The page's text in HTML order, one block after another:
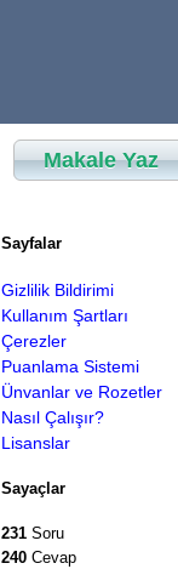
Makale Yaz
Sayfalar
Gizlilik Bildirimi
Kullanım Şartları
Çerezler
Puanlama Sistemi
Ünvanlar ve Rozetler
Nasıl Çalışır?
Lisanslar
Sayaçlar
231 Soru
240 Cevap